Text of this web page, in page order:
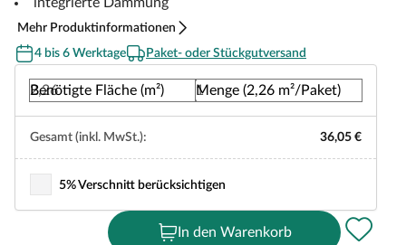
integrierte Dämmung
Mehr Produktinformationen
4 bis 6 Werktage
Paket- oder Stückgutversand
Benötigte Fläche (m²) Menge (2,26 m²/Paket)
Gesamt (inkl. MwSt.): 36,05 €
5% Verschnitt berücksichtigen
In den Warenkorb